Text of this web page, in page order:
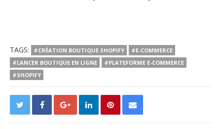
TAGS: #CRÉATION BOUTIQUE SHOPIFY
#E-COMMERCE
#LANCER BOUTIQUE EN LIGNE
#PLATEFORME E-COMMERCE
#SHOPIFY